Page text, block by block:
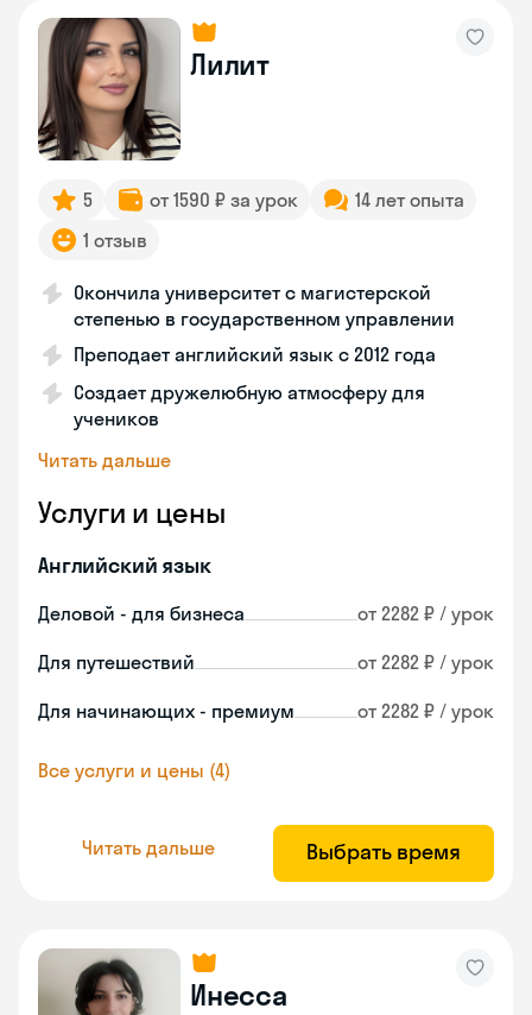
Лилит
5 от 1590 ₽ за урок
14 лет опыта
1 отзыв
Окончила университет с магистерской
степенью в государственном управлении
Преподает английский язык с 2012 года
Создает дружелюбную атмосферу для
учеников
Читать дальше
Услуги и цены
Английский язык
Деловой - для бизнеса от 2282 ₽ / урок
Для путешествий от 2282 ₽ / урок
Для начинающих - премиум от 2282 ₽ / урок
Все услуги и цены (4)
Читать дальше Выбрать время
Инесса